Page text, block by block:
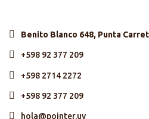
Benito Blanco 648, Punta
+598 92 377 209
+598 2714 2272
+598 92 377 209
hola@pointer.uy